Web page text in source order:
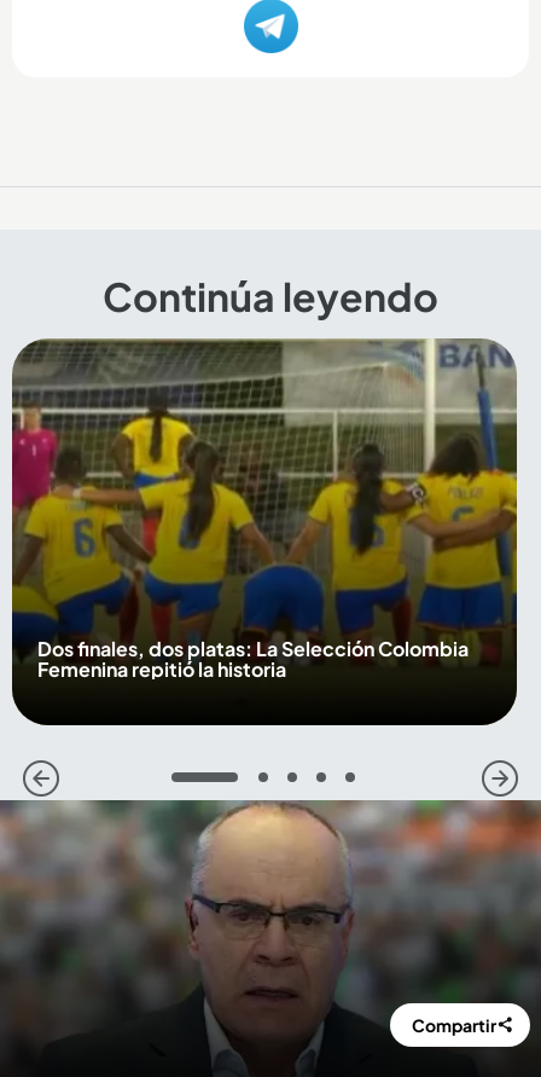
Continúa leyendo
Dos finales, dos platas: La Selección Colombia
Femenina repitió la historia
1 2 3 4 5
Compartir